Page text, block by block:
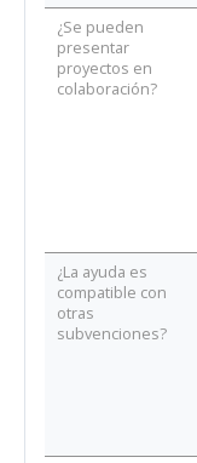
¿Se pueden
presentar
proyectos en
colaboración?
¿La ayuda es
compatible con
otras
subvenciones?